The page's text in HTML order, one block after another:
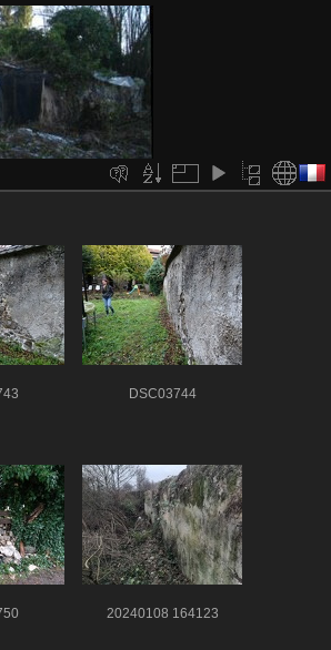
DSC03744
20240108 164123